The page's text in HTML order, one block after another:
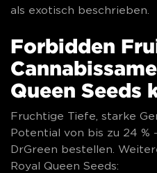
als exotisch beschrieben.
Forbidden
Queen Seeds
Fruchtige Tiefe, starke
Potential von bis zu 24 %
DrGreen bestellen.
Royal Queen Seeds: